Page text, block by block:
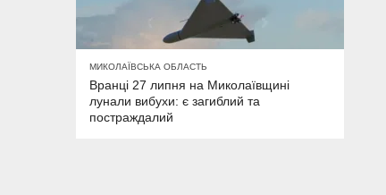
МИКОЛАЇВСЬКА ОБЛАСТЬ
Вранці 27 липня на Миколаївщині
лунали вибухи: є загиблий та
постраждалий